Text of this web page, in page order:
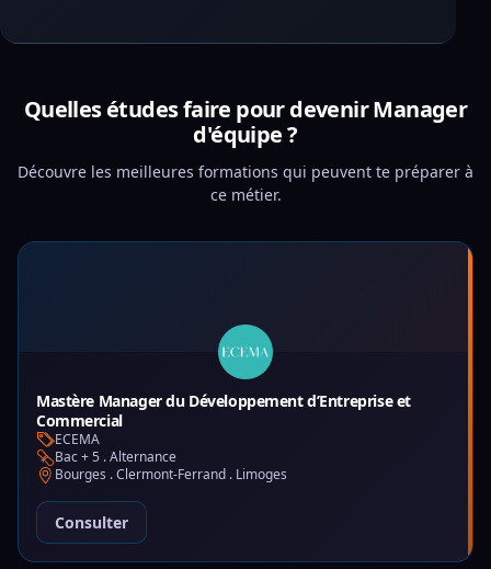
Quelles études faire pour devenir Manager
d'équipe ?
Découvre les meilleures formations qui peuvent te préparer à
ce métier.
Mastère Manager du Développement d’Entreprise et
Commercial
ECEMA
Bac + 5 . Alternance
Bourges . Clermont-Ferrand . Limoges
Consulter